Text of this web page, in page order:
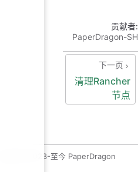
贡献者:
PaperDragon-SH
下一页
清理Rancher
节点
copyleft 2023-至今 PaperDragon